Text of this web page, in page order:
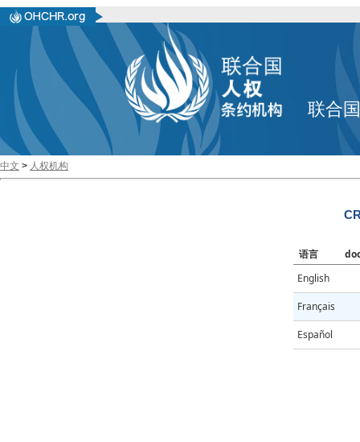
联合
中文 > 人权机构
语言
English
Français
Español